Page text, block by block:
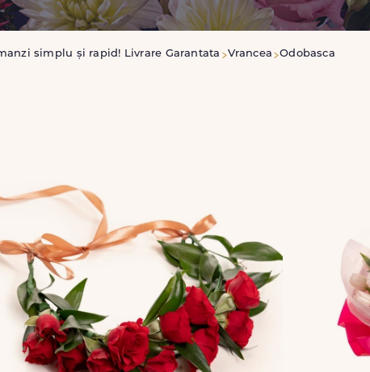
simplu și rapid! Livrare Garantata Vrancea Odobasca